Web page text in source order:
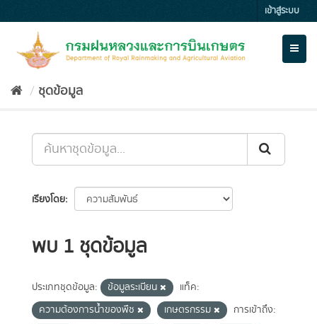
to
เข้าสู่ระบบ
ชุดข้อมูล
เรียงโดย
พบ 1 ชุดข้อมูล
ประเภทชุดข้อมูล: ข้อมูลระเบียน
แท็ค:
ความต้องการน้ำของพืช
เกษตรกรรม
การเข้าถึง: